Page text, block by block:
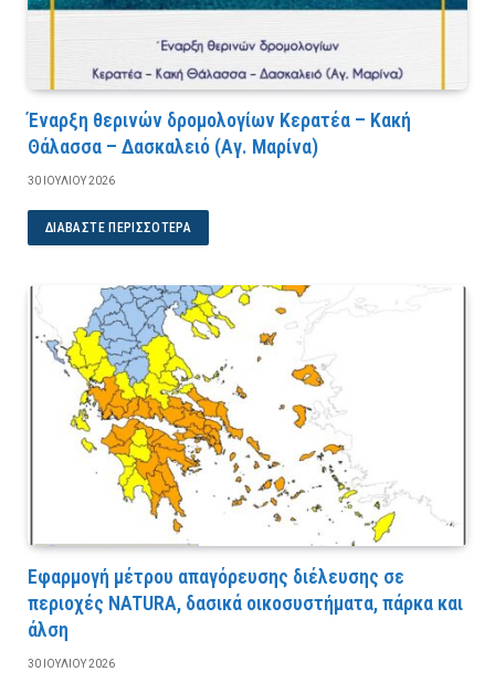
Έναρξη θερινών δρομολογίων Κερατέα – Κακή
Θάλασσα – Δασκαλειό (Αγ. Μαρίνα)
30 ΙΟΥΛΊΟΥ 2026
ΔΙΑΒΆΣΤΕ ΠΕΡΙΣΣΌΤΕΡΑ
Εφαρμογή μέτρου απαγόρευσης διέλευσης σε
περιοχές NATURA, δασικά οικοσυστήματα, πάρκα και
άλση
30 ΙΟΥΛΊΟΥ 2026